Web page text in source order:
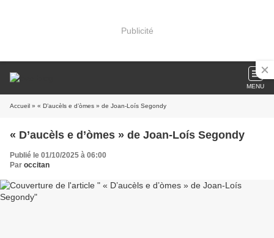
Publicité
MENU
Accueil » « D’aucèls e d’òmes » de Joan-Loís Segondy
« D’aucèls e d’òmes » de Joan-Loís Segondy
Publié le 01/10/2025 à 06:00
Par occitan